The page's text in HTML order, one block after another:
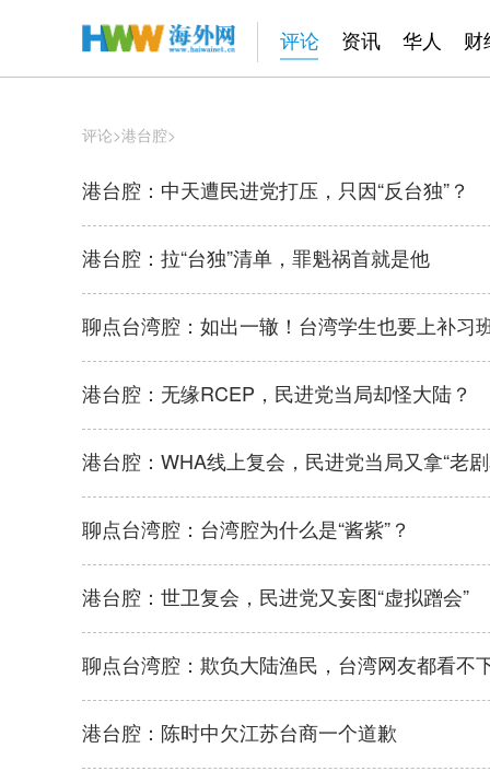
评论 资讯 华人 财
评论>港台腔>
港台腔：中天遭民进党打压，只因“反台独”？
港台腔：拉“台独”清单，罪魁祸首就是他
聊点台湾腔：如出一辙！台湾学生也要上补习
港台腔：无缘RCEP，民进党当局却怪大陆？
港台腔：WHA线上复会，民进党当局又拿“老
聊点台湾腔：台湾腔为什么是“酱紫”？
港台腔：世卫复会，民进党又妄图“虚拟蹭会”
聊点台湾腔：欺负大陆渔民，台湾网友都看不
港台腔：陈时中欠江苏台商一个道歉